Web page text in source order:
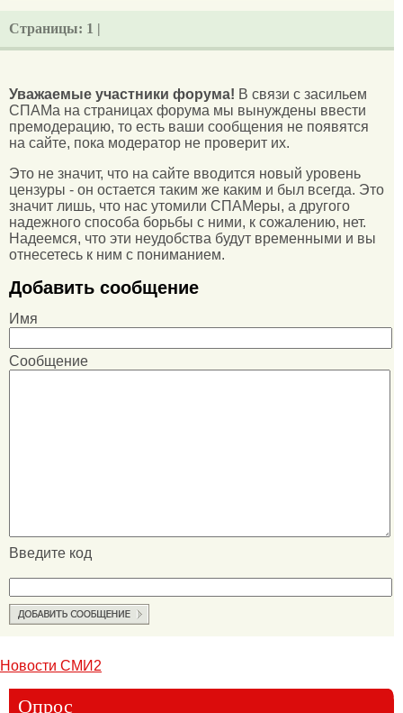
Страницы: 1 |
Уважаемые участники форума! В связи с засильем
СПАМа на страницах форума мы вынуждены ввести
премодерацию, то есть ваши сообщения не появятся
на сайте, пока модератор не проверит их.
Это не значит, что на сайте вводится новый уровень
цензуры - он остается таким же каким и был всегда. Это
значит лишь, что нас утомили СПАМеры, а другого
надежного способа борьбы с ними, к сожалению, нет.
Надеемся, что эти неудобства будут временными и вы
отнесетесь к ним с пониманием.
Добавить сообщение
Имя
Сообщение
Введите код
Новости СМИ2
Опрос